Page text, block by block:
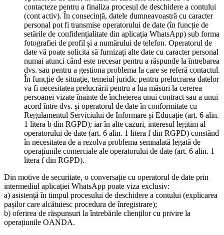
contacteze pentru a finaliza procesul de deschidere a contului
(cont activ). În consecință, datele dumneavoastră cu caracter
personal pot fi transmise operatorului de date (în funcție de
setările de confidențialitate din aplicația WhatsApp) sub forma
fotografiei de profil și a numărului de telefon. Operatorul de
date vă poate solicita să furnizați alte date cu caracter personal
numai atunci când este necesar pentru a răspunde la întrebarea
dvs. sau pentru a gestiona problema la care se referă contactul.
În funcție de situație, temeiul juridic pentru prelucrarea datelor
va fi necesitatea prelucrării pentru a lua măsuri la cererea
persoanei vizate înainte de încheierea unui contract sau a unui
acord între dvs. și operatorul de date în conformitate cu
Regulamentul Serviciului de Informare și Educație (art. 6 alin.
1 litera b din RGPD); iar în alte cazuri, interesul legitim al
operatorului de date (art. 6 alin. 1 litera f din RGPD) constând
în necesitatea de a rezolva problema semnalată legată de
operațiunile comerciale ale operatorului de date (art. 6 alin. 1
litera f din RGPD).
Din motive de securitate, o conversație cu operatorul de date prin
intermediul aplicației WhatsApp poate viza exclusiv:
a) asistență în timpul procesului de deschidere a contului (explicarea
pașilor care alcătuiesc procedura de înregistrare);
b) oferirea de răspunsuri la întrebările clienților cu privire la
operațiunile OANDA.